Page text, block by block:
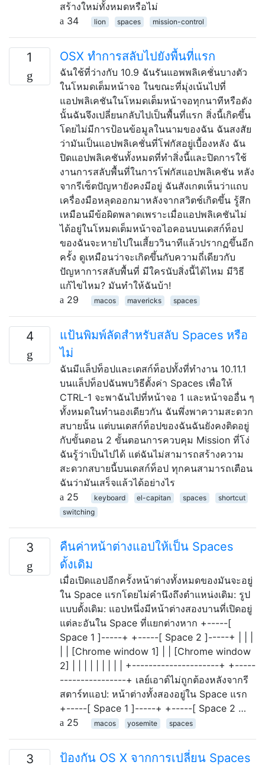
สร้างใหม่ทั้งหมดหรือไม่
34
lion spaces mission-control
1 OSX ทำการสลับไปยังพื้นที่แรก
ฉันใช้ที่ว่างกับ 10.9 ฉันรันแอพพลิเคชั่นบางตัว
ในโหมดเต็มหน้าจอ ในขณะที่มุ่งเน้นไปที่
แอปพลิเคชันในโหมดเต็มหน้าจอทุกนาทีหรือดัง
นั้นฉันจึงเปลี่ยนกลับไปเป็นพื้นที่แรก สิ่งนี้เกิดขึ้น
โดยไม่มีการป้อนข้อมูลในนามของฉัน ฉันสงสัย
ว่ามันเป็นแอปพลิเคชั่นที่โฟกัสอยู่เบื้องหลัง ฉัน
ปิดแอปพลิเคชันทั้งหมดที่ทำสิ่งนี้และปิดการใช้
งานการสลับพื้นที่ในการโฟกัสแอปพลิเคชัน หลัง
จากรีเซ็ตปัญหายังคงมีอยู่ ฉันสังเกตเห็นว่าแถบ
เครื่องมือหลุดออกมาหลังจากสวิตช์เกิดขึ้น รู้สึก
เหมือนมีข้อผิดพลาดเพราะเมื่อแอปพลิเคชันไม่
ได้อยู่ในโหมดเต็มหน้าจอไอคอนบนเดสก์ท็อป
ของฉันจะหายไปในเสี้ยววินาทีแล้วปรากฏขึ้นอีก
ครั้ง ดูเหมือนว่าจะเกิดขึ้นกับความถี่เดียวกับ
ปัญหาการสลับพื้นที่ มีใครนับสิ่งนี้ได้ไหม มีวิธี
แก้ไขไหม? มันทำให้ฉันบ้า!
29
macos mavericks spaces
4
แป้นพิมพ์ลัดสำหรับสลับ Spaces หรือ
ไม่
ฉันมีแล็ปท็อปและเดสก์ท็อปทั้งที่ทำงาน 10.11.1
บนแล็ปท็อปฉันพบวิธีตั้งค่า Spaces เพื่อให้
CTRL-1 จะพาฉันไปที่หน้าจอ 1 และหน้าจออื่น ๆ
ทั้งหมดในทำนองเดียวกัน ฉันพึ่งพาความสะดวก
สบายนั้น แต่บนเดสก์ท็อปของฉันฉันยังคงติดอยู่
กับขั้นตอน 2 ขั้นตอนการควบคุม Mission ที่โง่
ฉันรู้ว่าเป็นไปได้ แต่ฉันไม่สามารถสร้างความ
สะดวกสบายนี้บนเดสก์ท็อป ทุกคนสามารถเตือน
ฉันว่ามันเสร็จแล้วได้อย่างไร
25
keyboard el-capitan spaces
shortcut
switching
3
คืนค่าหน้าต่างแอปให้เป็น Spaces
ดั้งเดิม
เมื่อเปิดแอปอีกครั้งหน้าต่างทั้งหมดของมันจะอยู่
ใน Space แรกโดยไม่คำนึงถึงตำแหน่งเดิม: รูป
แบบดั้งเดิม: แอปหนึ่งมีหน้าต่างสองบานที่เปิดอยู่
แต่ละอันใน Space ที่แยกต่างหาก +-----[
Space 1 ]-----+ +-----[ Space 2 ]-----+ | | |
| | [Chrome window 1] | | [Chrome window
2] | | | | | | | | | +---------------------+ +-----
----------------+ เลย์เอาต์ไม่ถูกต้องหลังจากรี
สตาร์ทแอป: หน้าต่างทั้งสองอยู่ใน Space แรก
+-----[ Space 1 ]-----+ +-----[ Space 2 …
25
macos yosemite spaces
3
ป้องกัน OS X จากการเปลี่ยน Spaces